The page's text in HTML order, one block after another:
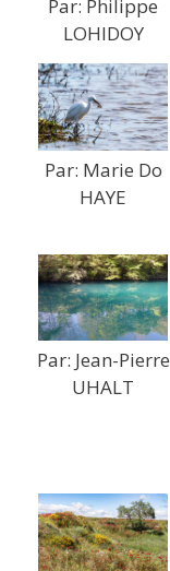
Par: Philippe
LOHIDOY
Par: Marie Do
HAYE
Par: Jean-Pierre
UHALT